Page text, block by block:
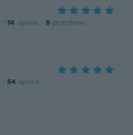
· 14 opinie · 8 przesłane
· 54 opinie